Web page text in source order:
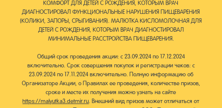
КОМФОРТ ДЛЯ ДЕТЕЙ С РОЖДЕНИЯ, КОТОРЫМ ВРАЧ
ДИАГНОСТИРОВАЛ ФУНКЦИОНАЛЬНЫЕ НАРУШЕНИЯ ПИЩЕВАРЕНИЯ
(КОЛИКИ, ЗАПОРЫ, СРЫГИВАНИЯ). МАЛЮТКА КИСЛОМОЛОЧНАЯ ДЛЯ
ДЕТЕЙ С РОЖДЕНИЯ, КОТОРЫМ ВРАЧ ДИАГНОСТИРОВАЛ
МИНИМАЛЬНЫЕ РАССТРОЙСТВА ПИЩЕВАРЕНИЯ.
Общий срок проведения акции: с 23.09.2024 по 17.12.2024
включительно. Срок совершения покупок и регистрации чеков: с
23.09.2024 по 17.11.2024 включительно. Полную информацию об
Организаторе Акции, о Правилах ее проведения, количестве призов,
сроке и месте их получения можно узнать на сайте
https://malyutka3.detmir.ru. Внешний вид призов может отличаться от